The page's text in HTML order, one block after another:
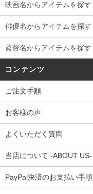
映画名からアイテムを探す
俳優名からアイテムを探す
監督名からアイテムを探す
コンテンツ
ご注文手順
お客様の声
よくいただく質問
当店について -ABOUT US-
PayPal決済のお支払い手順